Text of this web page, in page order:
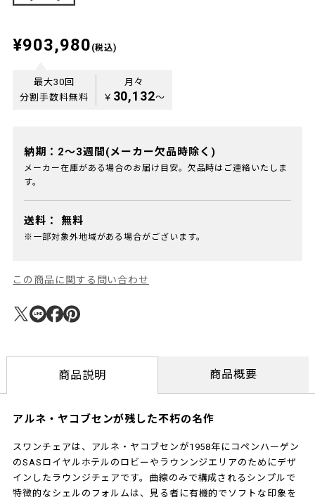
¥903,980 (税込)
最大30回
分割手数料無料
月々
￥ 30,132〜
納期：2～3週間(メーカー欠品時除く)
メーカー在庫がある場合のお届け目安。欠品時はご連絡いたしま
す。
送料： 無料
※一部対象外地域がある場合がございます。
この商品に関する問い合わせ
商品説明 商品概要
アルネ・ヤコブセンが残した不朽の名作
スワンチェアは、アルネ・ヤコブセンが1958年にコペンハーゲン
のSASロイヤルホテルのロビーやラウンンジエリアのためにデザ
インしたラウンジチェアです。曲線のみで構成されるシンプルで
特徴的なシェルのフォルムは、見る者に有機的でソフトな印象を